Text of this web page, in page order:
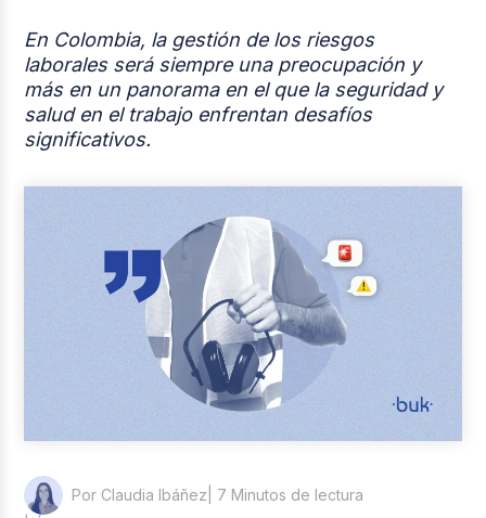
Columna del Experto
Entrevistas
En Colombia, la gestión de los riesgos
laborales será siempre una preocupación y
más en un panorama en el que la seguridad y
salud en el trabajo enfrentan desafíos
significativos.
Por Claudia Ibáñez | 7 Minutos de lectura